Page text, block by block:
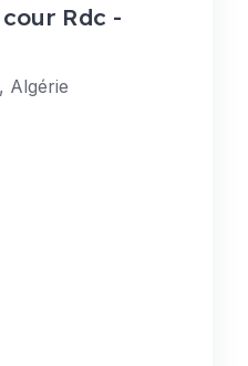
Rdc -
Algérie